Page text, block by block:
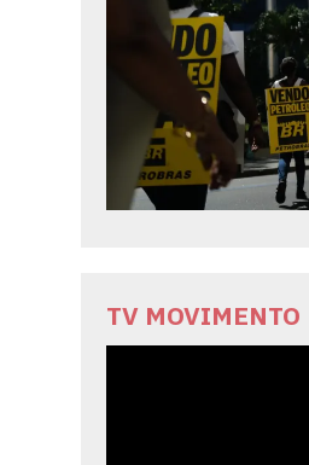
TV MOVIMENTO